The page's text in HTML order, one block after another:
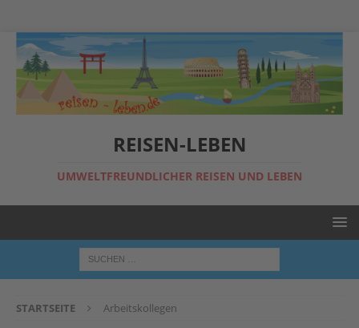
REISEN-LEBEN
UMWELTFREUNDLICHER REISEN UND LEBEN
STARTSEITE Arbeitskollegen